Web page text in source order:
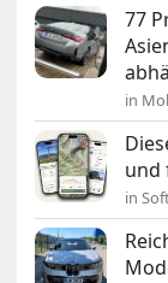
77
in
und
in